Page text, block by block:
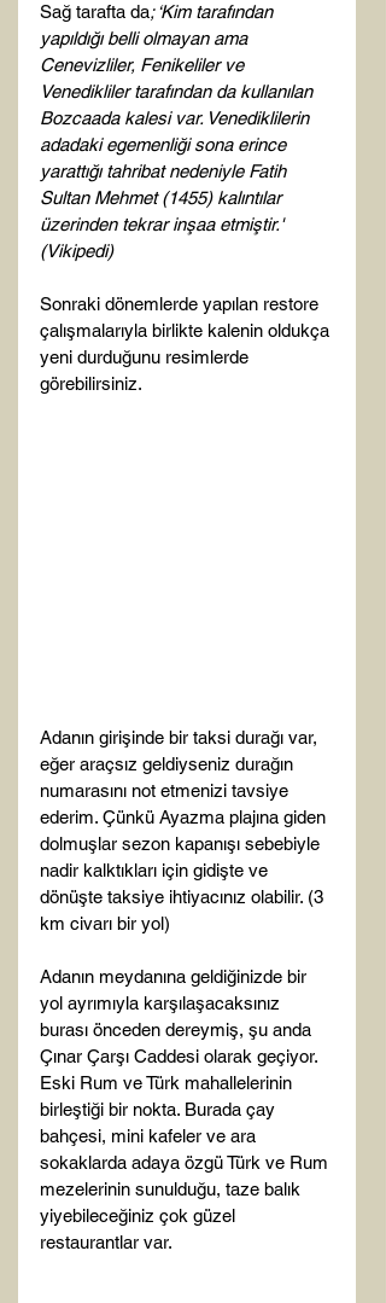
Sağ tarafta da; ‘Kim tarafından
yapıldığı belli olmayan ama
Cenevizliler, Fenikeliler ve
Venedikliler tarafından da kullanılan
Bozcaada kalesi var. Venediklilerin
adadaki egemenliği sona erince
yarattığı tahribat nedeniyle Fatih
Sultan Mehmet (1455) kalıntılar
üzerinden tekrar inşaa etmiştir.'
(Vikipedi)
Sonraki dönemlerde yapılan restore
çalışmalarıyla birlikte kalenin oldukça
yeni durduğunu resimlerde
görebilirsiniz.
Adanın girişinde bir taksi durağı var,
eğer araçsız geldiyseniz durağın
numarasını not etmenizi tavsiye
ederim. Çünkü Ayazma plajına giden
dolmuşlar sezon kapanışı sebebiyle
nadir kalktıkları için gidişte ve
dönüşte taksiye ihtiyacınız olabilir. (3
km civarı bir yol)
Adanın meydanına geldiğinizde bir
yol ayrımıyla karşılaşacaksınız
burası önceden dereymiş, şu anda
Çınar Çarşı Caddesi olarak geçiyor.
Eski Rum ve Türk mahallelerinin
birleştiği bir nokta. Burada çay
bahçesi, mini kafeler ve ara
sokaklarda adaya özgü Türk ve Rum
mezelerinin sunulduğu, taze balık
yiyebileceğiniz çok güzel
restaurantlar var.